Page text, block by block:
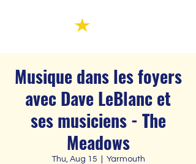
Musique dans les foyers
avec Dave LeBlanc et
ses musiciens - The
Meadows
Thu, Aug 15 Yarmouth